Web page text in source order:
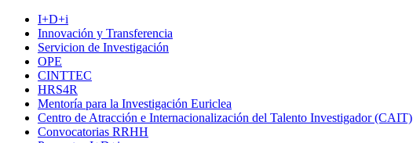
I+D+i
Innovación y Transferencia
Servicion de Investigación
OPE
CINTTEC
HRS4R
Mentoría para la Investigación Euriclea
Centro de Atracción e Internacionalización del Talento Investigador (CAIT)
Convocatorias RRHH